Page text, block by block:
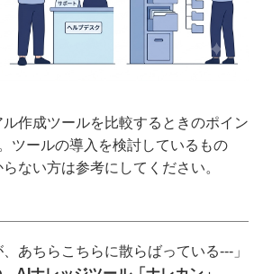
作成ツールを比較するときのポイン
ツールの導入を検討しているもの
ない方は参考にしてください。
、あちらこちらに散らばっている---」